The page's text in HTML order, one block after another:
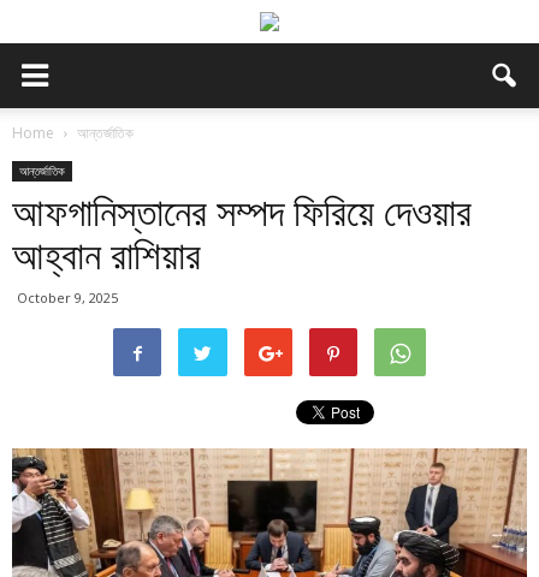
Home আন্তর্জাতিক
আন্তর্জাতিক
আফগানিস্তানের সম্পদ ফিরিয়ে দেওয়ার
আহ্বান রাশিয়ার
October 9, 2025